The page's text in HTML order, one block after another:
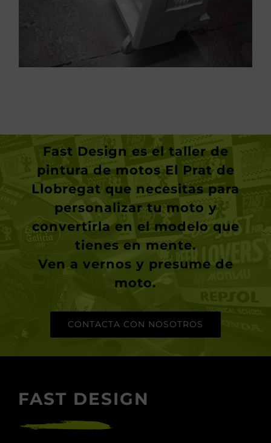
Fast Design es el taller de
pintura de motos El Prat de
Llobregat que necesitas para
personalizar tu moto y
convertirla en el modelo que
tienes en mente.
Ven a vernos y presume de
moto.
CONTACTA CON NOSOTROS
FAST DESIGN